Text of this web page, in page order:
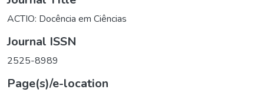
ACTIO: Docência em Ciências
Journal ISSN
2525-8989
Page(s)/e-location